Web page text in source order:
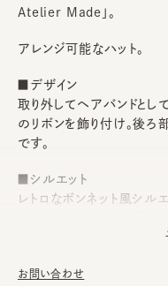
Atelier Made」。
アレンジ可能なハット。
■デザイン
取り外してヘアバンドとし
のリボンを飾り付け。後
です。
■シルエット
レトロなボンネット風シル
ざっくりとした風合いのツ
お問い合わせ